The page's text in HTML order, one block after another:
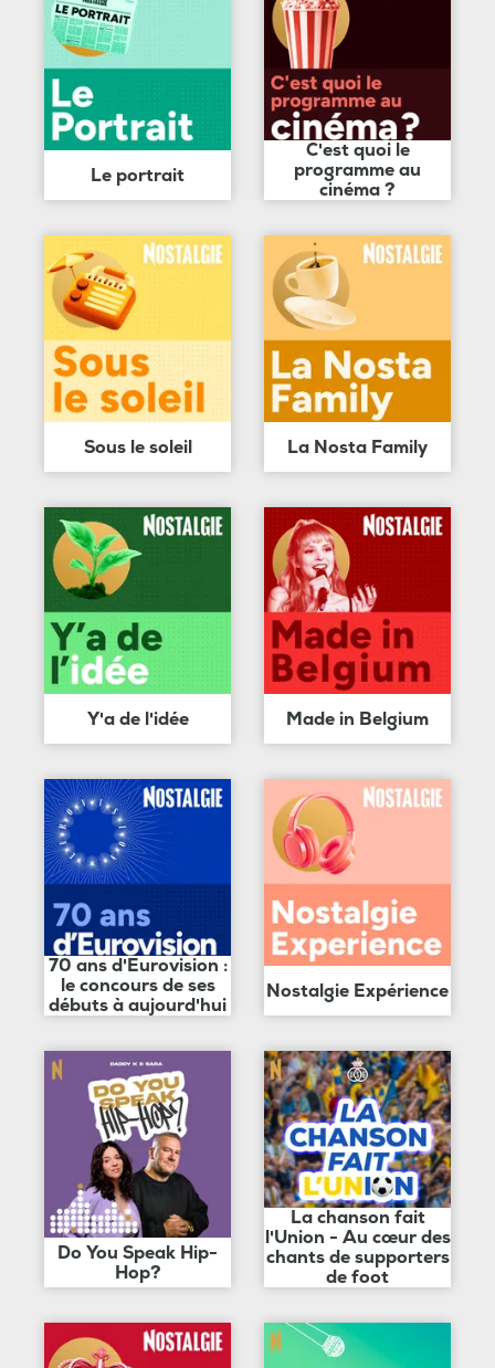
Le portrait
C'est quoi le
programme au
cinéma ?
Sous le soleil La Nosta Family
Y'a de l'idée Made in Belgium
70 ans d'Eurovision :
le concours de ses
débuts à aujourd'hui
Nostalgie Expérience
Do You Speak Hip-
Hop?
La chanson fait
l'Union - Au cœur des
chants de supporters
de foot